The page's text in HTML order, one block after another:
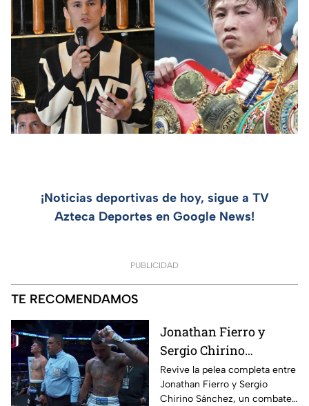
¡Noticias deportivas de hoy, sigue a TV
Azteca Deportes en Google News!
PUBLICIDAD
TE RECOMENDAMOS
Jonathan Fierro y
Sergio Chirino
protagonizan una
guerra sobre el ring
Revive la pelea completa entre
Jonathan Fierro y Sergio
Chirino Sánchez, un combate